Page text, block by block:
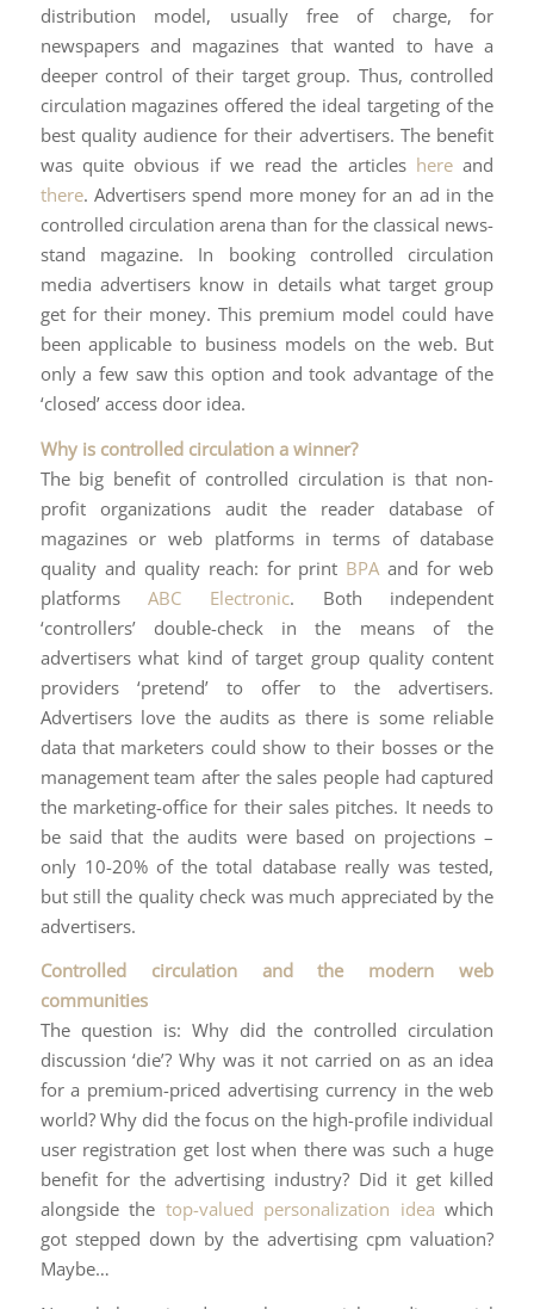
distribution model, usually free of charge, for
newspapers and magazines that wanted to have a
deeper control of their target group. Thus, controlled
circulation magazines offered the ideal targeting of the
best quality audience for their advertisers. The benefit
was quite obvious if we read the articles hereand
there. Advertisers spend more money for an ad in the
controlled circulation arena than for the classical news-
stand magazine. In booking controlled circulation
media advertisers know in details what target group
get for their money. This premium model could have
been applicable to business models on the web. But
only a few saw this option and took advantage of the
‘closed’ access door idea.
Why is controlled circulation a winner?
The big benefit of controlled circulation is that non-
profit organizations audit the reader database of
magazines or web platforms in terms of database
quality and quality reach: for print BPA and for web
platformsABC Electronic. Both independent
‘controllers’ double-check in the means of the
advertisers what kind of target group quality content
providers ‘pretend’ to offer to the advertisers.
Advertisers love the audits as there is some reliable
data that marketers could show to their bosses or the
management team after the sales people had captured
the marketing-office for their sales pitches. It needs to
be said that the audits were based on projections –
only 10-20% of the total database really was tested,
but still the quality check was much appreciated by the
advertisers.
Controlled circulation and the modern web
communities
The question is: Why did the controlled circulation
discussion ‘die’? Why was it not carried on as an idea
for a premium-priced advertising currency in the web
world? Why did the focus on the high-profile individual
user registration get lost when there was such a huge
benefit for the advertising industry? Did it get killed
alongside the top-valued personalization idea which
got stepped down by the advertising cpm valuation?
Maybe…